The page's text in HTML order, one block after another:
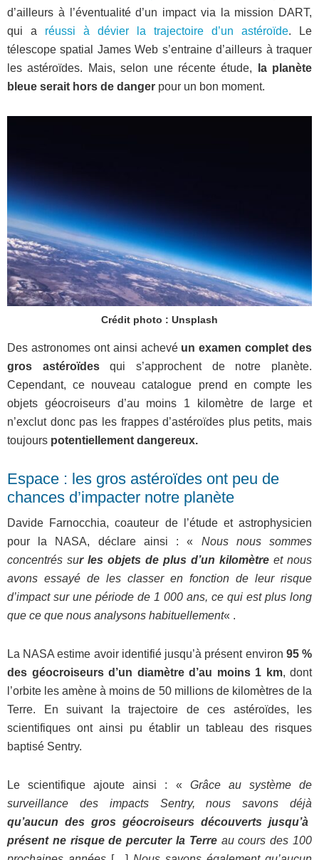
d’ailleurs à l’éventualité d’un impact via la mission DART,
qui a réussi à dévier la trajectoire d’un astéroïde. Le
télescope spatial James Web s’entraine d’ailleurs à traquer
les astéroïdes. Mais, selon une récente étude, la planète
bleue serait hors de danger pour un bon moment.
Crédit photo : Unsplash
Des astronomes ont ainsi achevé un examen complet des
gros astéroïdesqui s’approchent de notre planète.
Cependant, ce nouveau catalogue prend en compte les
objets géocroiseurs d’au moins 1 kilomètre de large et
n’exclut donc pas les frappes d’astéroïdes plus petits, mais
toujours potentiellement dangereux.
Espace : les gros astéroïdes ont peu de
chances d’impacter notre planète
Davide Farnocchia, coauteur de l’étude et astrophysicien
pour la NASA, déclare ainsi : « Nous nous sommes
concentrés sur les objets de plus d’un kilomètre et nous
avons essayé de les classer en fonction de leur risque
d’impact sur une période de 1 000 ans, ce qui est plus long
que ce que nous analysons habituellement« .
La NASA estime avoir identifié jusqu’à présent environ 95 %
des géocroiseurs d’un diamètre d’au moins 1 km, dont
l’orbite les amène à moins de 50 millions de kilomètres de la
Terre. En suivant la trajectoire de ces astéroïdes, les
scientifiques ont ainsi pu établir un tableau des risques
baptisé Sentry.
Le scientifique ajoute ainsi : « Grâce au système de
surveillance des impacts Sentry, nous savons déjà
qu’aucun des gros géocroiseurs découverts jusqu’à
présent ne risque de percuter la Terre au cours des 100